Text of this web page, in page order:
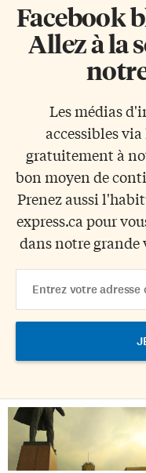
Facebook
Allez à la
Les médias
accessibles
gratuitement à
bon moyen de
Prenez aussi
express.ca pour
dans notre
Address